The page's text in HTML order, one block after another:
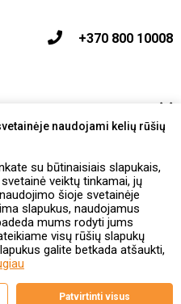
naudojami kelių rūšių
su būtinaisiais slapukais,
veiktų tinkamai, jų
šioje svetainėje
slapukus, naudojamus
mums rodyti jums
visų rūšių slapukų
galite betkada atšaukti,
Patvirtinti visus
+370 800 10008
tarnyba